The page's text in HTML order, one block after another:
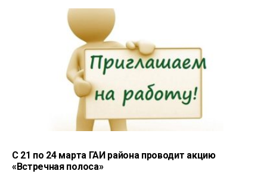
С 21 по 24 марта ГАИ района проводит акцию
«Встречная полоса»